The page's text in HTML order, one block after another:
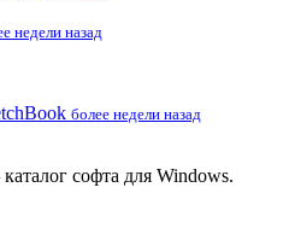
недели назад
более недели назад
софта для Windows.